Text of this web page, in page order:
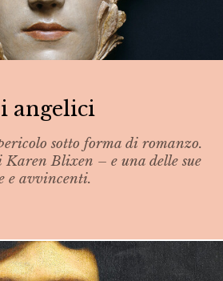
angelici
sotto forma di romanzo.
Karen Blixen – e una delle sue
e avvincenti.